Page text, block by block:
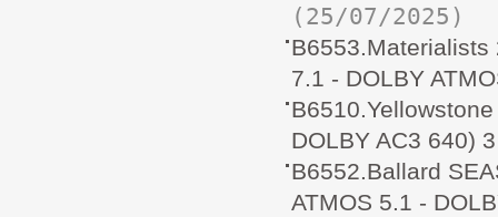
(25/07/2025)
B6553.Materialists
7.1 - DOLBY
DOLBY AC3 640)
B6552.Ballard
ATMOS 5.1 -